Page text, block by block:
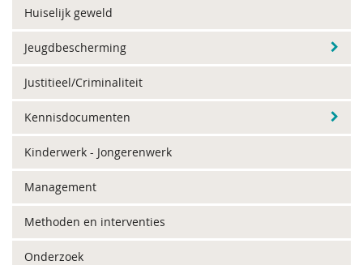
Huiselijk geweld
Jeugdbescherming
Justitieel/Criminaliteit
Kennisdocumenten
Kinderwerk - Jongerenwerk
Management
Methoden en interventies
Onderzoek